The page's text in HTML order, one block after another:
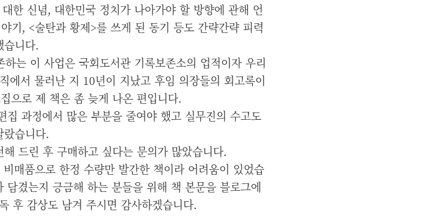
한 신념, 대한민국 정치가 나아가야 할 방향에 관해 언
기, <술탄과 황제>를 쓰게 된 동기 등도 간략간략 피력
습니다.
는 이 사업은 국회도서관 기록보존소의 업적이자 우리
에서 물러난 지 10년이 지났고 후임 의장들의 회고록이
으로 제 책은 좀 늦게 나온 편입니다.
과정에서 많은 부분을 줄여야 했고 실무진의 수고도
랐습니다.
드린 후 구매하고 싶다는 문의가 많았습니다.
매품으로 한정 수량만 발간한 책이라 어려움이 있었습
겼는지 긍금해 하는 분들을 위해 책 본문을 블로그에
후 감상도 남겨 주시면 감사하겠습니다.